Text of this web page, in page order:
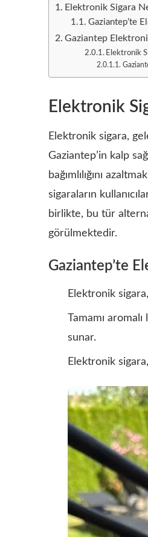
Elektronik Sigara
Gaziantep’te
Gaziantep
Elektronik
Elektronik
Elektronik sigara,
Gaziantep’in kalp
bağımlılığını
sigaraların
birlikte, bu tür
görülmektedir.
Gaziantep’te
Elektronik
Tamamı
sunar.
Elektronik